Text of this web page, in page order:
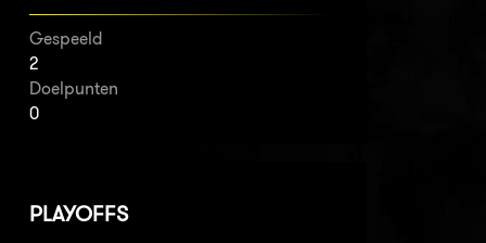
Gespeeld
2
Doelpunten
0
PLAYOFFS